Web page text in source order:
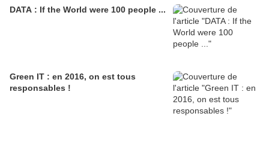
DATA : If the World were 100 people ...
Green IT : en 2016, on est tous
responsables !